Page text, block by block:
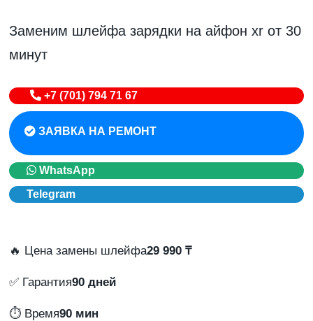
Заменим шлейфа зарядки на айфон xr от 30
минут
+7 (701) 794 71 67
ЗАЯВКА НА РЕМОНТ
WhatsApp
Telegram
🔥 Цена замены шлейфа29 990 ₸
✅ Гарантия90 дней
⏱️ Время90 мин